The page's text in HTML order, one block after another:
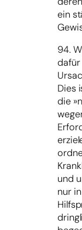
ein
94.
dafür
Dies
die
und
nur